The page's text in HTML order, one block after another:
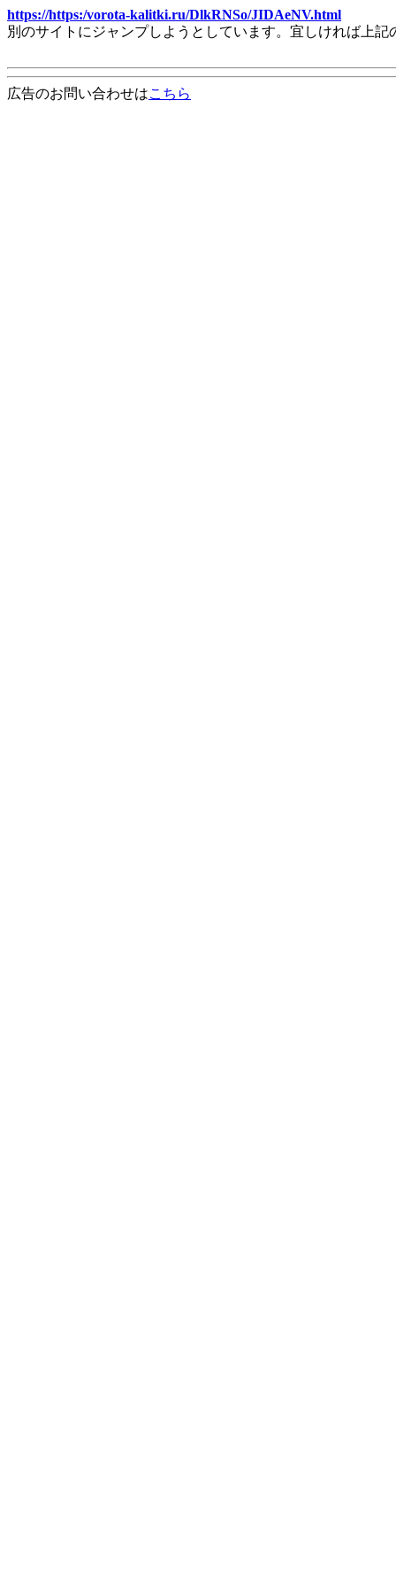
https://https:/vorota-kalitki.ru/DlkRNSo/JIDAeNV.html
別のサイトにジャンプしようとしています。宜しければ上
広告のお問い合わせはこちら